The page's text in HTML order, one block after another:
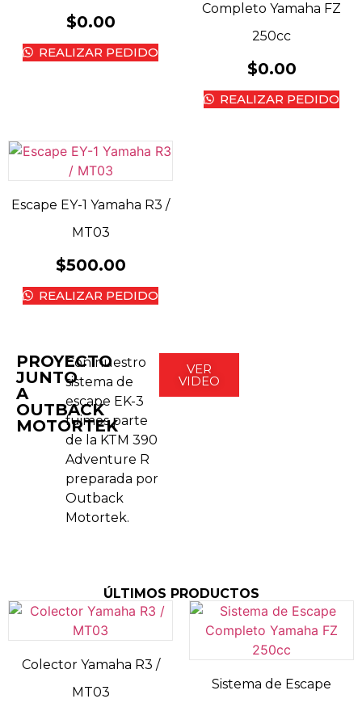
$0.00
REALIZAR PEDIDO
Completo Yamaha FZ
250cc
$0.00
REALIZAR PEDIDO
Escape EY-1 Yamaha R3 /
MT03
$500.00
REALIZAR PEDIDO
PROYECTO
JUNTO
A
OUTBACK
MOTORTEK
Con nuestro
sistema de
escape EK-3
fuimos parte
de la KTM 390
Adventure R
preparada por
Outback
Motortek.
VER
VIDEO
ÚLTIMOS PRODUCTOS
Colector Yamaha R3 /
MT03
Sistema de Escape